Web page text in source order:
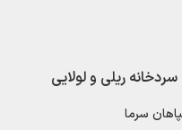
ریلی و لولایی
سرما